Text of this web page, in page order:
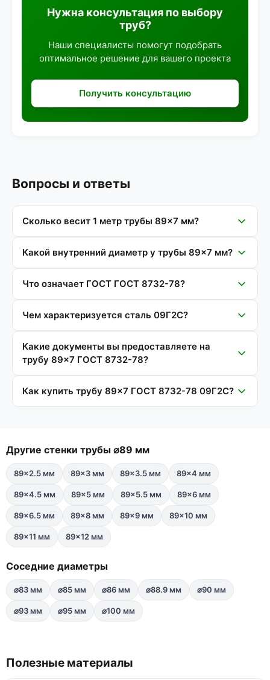
Нужна консультация по выбору
труб?
Наши специалисты помогут подобрать
оптимальное решение для вашего проекта
Получить консультацию
Вопросы и ответы
Сколько весит 1 метр трубы 89×7 мм?
Какой внутренний диаметр у трубы 89×7 мм?
Что означает ГОСТ ГОСТ 8732-78?
Чем характеризуется сталь 09Г2С?
Какие документы вы предоставляете на
трубу 89×7 ГОСТ 8732-78?
Как купить трубу 89×7 ГОСТ 8732-78 09Г2С?
Другие стенки трубы ⌀89 мм
89×2.5 мм 89×3 мм 89×3.5 мм 89×4 мм
89×4.5 мм 89×5 мм 89×5.5 мм 89×6 мм
89×6.5 мм 89×8 мм 89×9 мм 89×10 мм
89×11 мм 89×12 мм
Соседние диаметры
⌀83 мм ⌀85 мм ⌀86 мм ⌀88.9 мм ⌀90 мм
⌀93 мм ⌀95 мм ⌀100 мм
Полезные материалы